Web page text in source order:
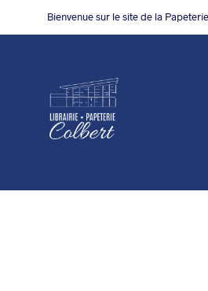
Bienvenue sur le site de la